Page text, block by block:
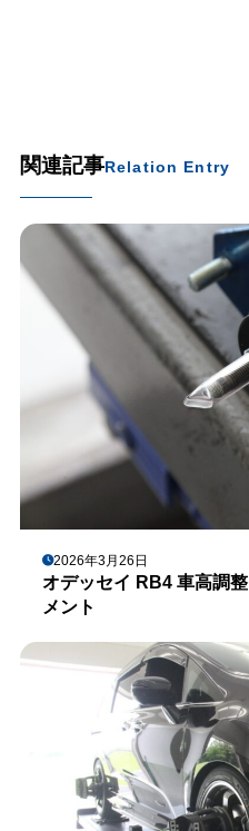
関連記事Relation Entry
2026年3月26日
オデッセイ RB4 車高調
メント